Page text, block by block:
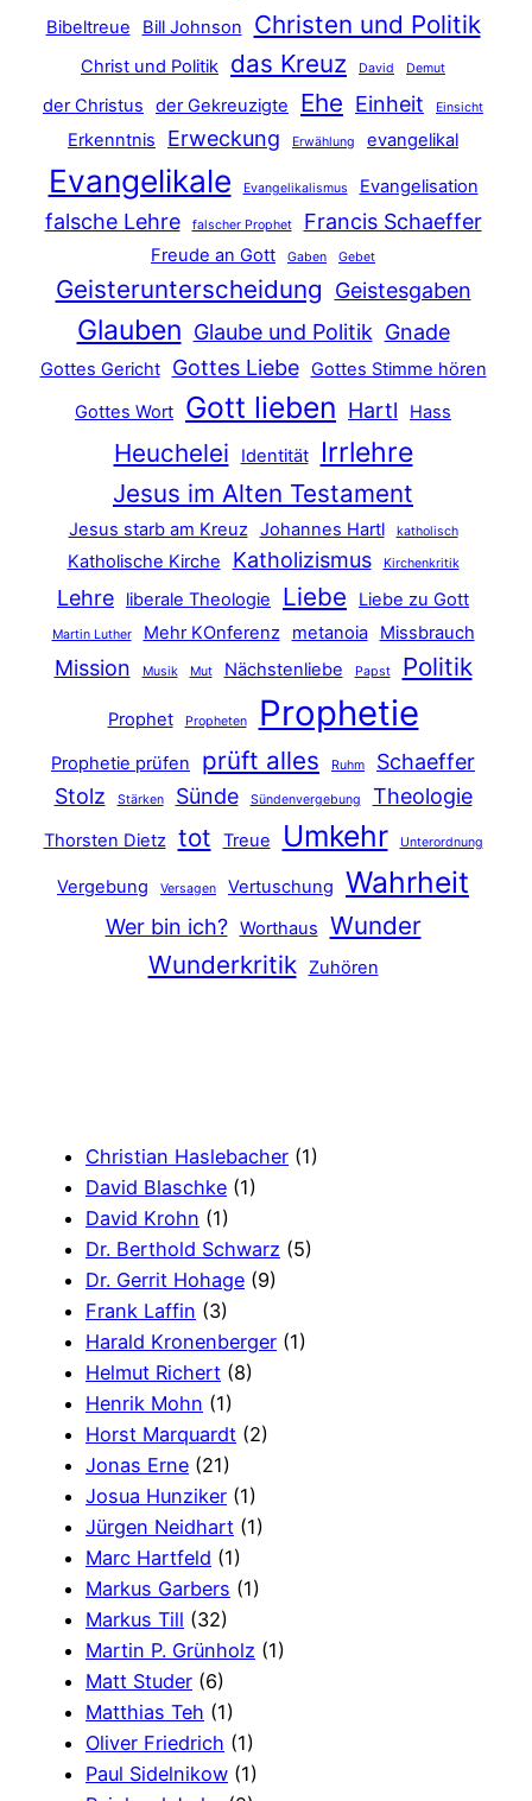
Bibeltreue
Bill Johnson Christen und Politik
Christ und Politik das Kreuz David Demut
der Christus der Gekreuzigte Ehe Einheit Einsicht
Erkenntnis Erweckung Erwählung evangelikal
Evangelikale Evangelikalismus Evangelisation
falsche Lehre falscher Prophet Francis Schaeffer
Freude an Gott Gaben Gebet
Geisterunterscheidung Geistesgaben
Glauben Glaube und Politik Gnade
Gottes Gericht Gottes Liebe Gottes Stimme hören
Gottes Wort
Gott lieben Hartl Hass
Heuchelei Identität Irrlehre
Jesus im Alten Testament
Jesus starb am Kreuz Johannes Hartl katholisch
Katholische Kirche Katholizismus Kirchenkritik
Lehre liberale Theologie Liebe Liebe zu Gott
Martin Luther Mehr KOnferenz metanoia Missbrauch
Mission Musik Mut Nächstenliebe Papst Politik
Prophet Propheten Prophetie
Prophetie prüfen prüft alles Ruhm
Schaeffer
Stolz
Stärken Sünde Sündenvergebung Theologie
Thorsten Dietz tot Treue Umkehr Unterordnung
Vergebung Versagen Vertuschung Wahrheit
Wer bin ich? Worthaus
Wunder
Wunderkritik
Zuhören
Christian Haslebacher (1)
David Blaschke (1)
David Krohn (1)
Dr. Berthold Schwarz (5)
Dr. Gerrit Hohage (9)
Frank Laffin (3)
Harald Kronenberger (1)
Helmut Richert (8)
Henrik Mohn (1)
Horst Marquardt (2)
Jonas Erne (21)
Josua Hunziker (1)
Jürgen Neidhart (1)
Marc Hartfeld (1)
Markus Garbers (1)
Markus Till (32)
Martin P. Grünholz (1)
Matt Studer (6)
Matthias Teh (1)
Oliver Friedrich (1)
Paul Sidelnikow (1)